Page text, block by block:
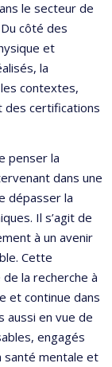
le secteur de
côté des
et
la
contextes,
des certifications
penser la
dans une
dépasser la
Il s’agit de
à un avenir
Cette
la recherche à
et continue dans
aussi en vue de
engagés
santé mentale et